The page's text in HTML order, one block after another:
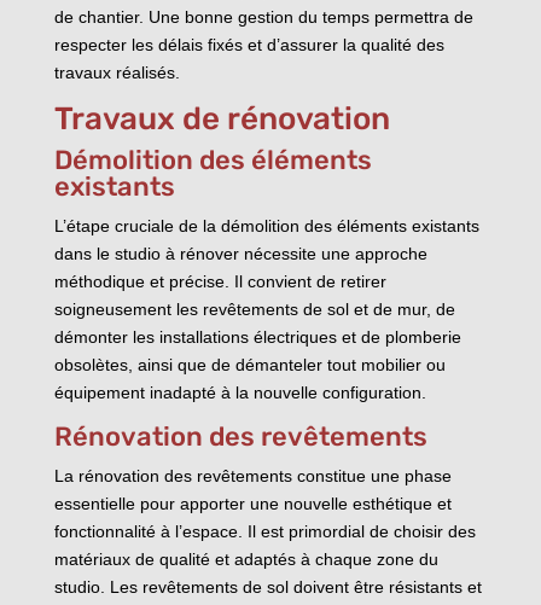
de chantier. Une bonne gestion du temps permettra de
respecter les délais fixés et d’assurer la qualité des
travaux réalisés.
Travaux de rénovation
Démolition des éléments
existants
L’étape cruciale de la démolition des éléments existants
dans le studio à rénover nécessite une approche
méthodique et précise. Il convient de retirer
soigneusement les revêtements de sol et de mur, de
démonter les installations électriques et de plomberie
obsolètes, ainsi que de démanteler tout mobilier ou
équipement inadapté à la nouvelle configuration.
Rénovation des revêtements
La rénovation des revêtements constitue une phase
essentielle pour apporter une nouvelle esthétique et
fonctionnalité à l’espace. Il est primordial de choisir des
matériaux de qualité et adaptés à chaque zone du
studio. Les revêtements de sol doivent être résistants et